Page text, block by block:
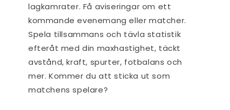
lagkamrater. Få aviseringar om ett
kommande evenemang eller matcher.
Spela tillsammans och tävla statistik
efteråt med din maxhastighet, täckt
avstånd, kraft, spurter, fotbalans och
mer. Kommer du att sticka ut som
matchens spelare?